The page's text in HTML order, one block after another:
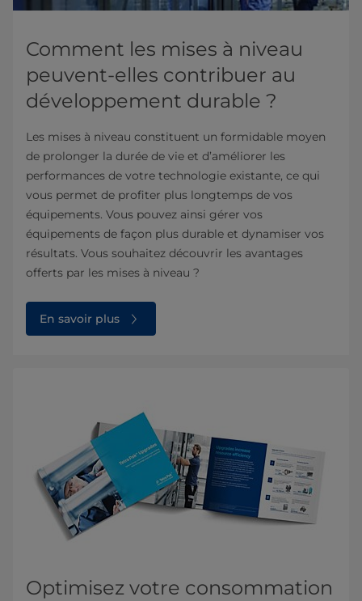
Comment les mises à niveau
peuvent-elles contribuer au
développement durable ?
Les mises à niveau constituent un formidable moyen
de prolonger la durée de vie et d’améliorer les
performances de votre technologie existante, ce qui
vous permet de profiter plus longtemps de vos
équipements. Vous pouvez ainsi gérer vos
équipements de façon plus durable et dynamiser vos
résultats. Vous souhaitez découvrir les avantages
offerts par les mises à niveau ?
En savoir plus
Optimisez votre consommation